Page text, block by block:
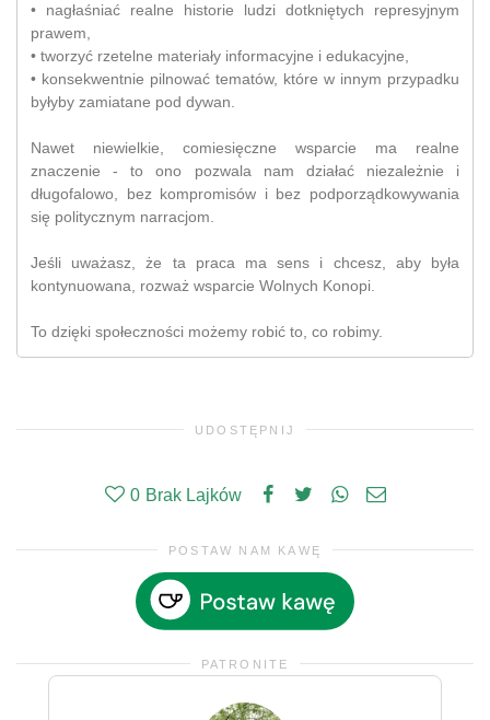
• nagłaśniać realne historie ludzi dotkniętych represyjnym
prawem,
• tworzyć rzetelne materiały informacyjne i edukacyjne,
• konsekwentnie pilnować tematów, które w innym przypadku
byłyby zamiatane pod dywan.
Nawet niewielkie, comiesięczne wsparcie ma realne
znaczenie - to ono pozwala nam działać niezależnie i
długofalowo, bez kompromisów i bez podporządkowywania
się politycznym narracjom.
Jeśli uważasz, że ta praca ma sens i chcesz, aby była
kontynuowana, rozważ wsparcie Wolnych Konopi.
To dzięki społeczności możemy robić to, co robimy.
UDOSTĘPNIJ
0 Brak Lajków
POSTAW NAM KAWĘ
PATRONITE